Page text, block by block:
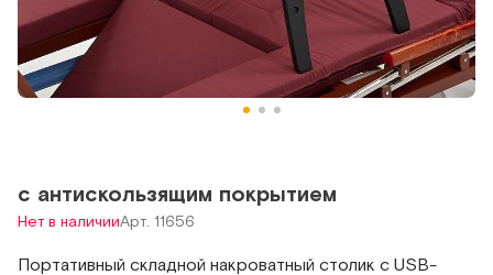
с антискользящим покрытием
Нет в наличииАрт. 11656
Портативный складной накроватный столик c USB-